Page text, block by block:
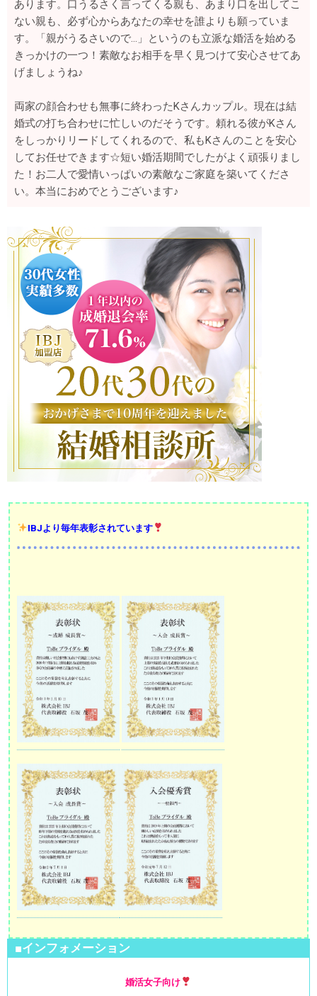
あります。口うるさく言ってくる親も、あまり口を出してこ
ない親も、必ず心からあなたの幸せを誰よりも願っていま
す。「親がうるさいので…」というのも立派な婚活を始める
きっかけの一つ！素敵なお相手を早く見つけて安心させてあ
げましょうね♪
両家の顔合わせも無事に終わったKさんカップル。現在は結
婚式の打ち合わせに忙しいのだそうです。頼れる彼がKさん
をしっかりリードしてくれるので、私もKさんのことを安心
してお任せできます☆短い婚活期間でしたがよく頑張りまし
た！お二人で愛情いっぱいの素敵なご家庭を築いてくださ
い。本当におめでとうございます♪
IBJより毎年表彰されています
■インフォメーション
婚活女子向け